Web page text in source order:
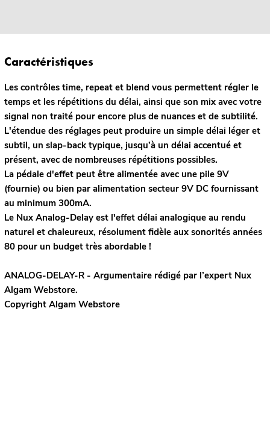
Caractéristiques
Les contrôles time, repeat et blend vous permettent régler le
temps et les répétitions du délai, ainsi que son mix avec votre
signal non traité pour encore plus de nuances et de subtilité.
L'étendue des réglages peut produire un simple délai léger et
subtil, un slap-back typique, jusqu’à un délai accentué et
présent, avec de nombreuses répétitions possibles.
La pédale d'effet peut être alimentée avec une pile 9V
(fournie) ou bien par alimentation secteur 9V DC fournissant
au minimum 300mA.
Le Nux Analog-Delay est l'effet délai analogique au rendu
naturel et chaleureux, résolument fidèle aux sonorités années
80 pour un budget très abordable !
ANALOG-DELAY-R - Argumentaire rédigé par l’expert Nux
Algam Webstore.
Copyright Algam Webstore